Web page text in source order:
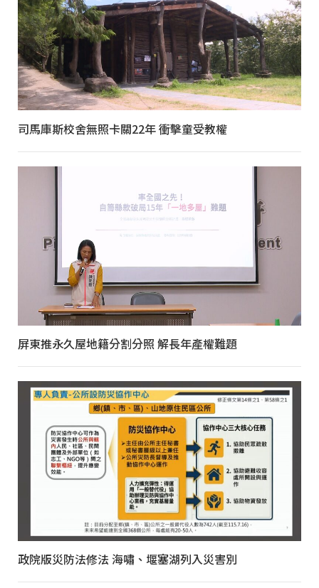
司馬庫斯校舍無照卡關22年 衝擊童受教權
屏東推永久屋地籍分割分照 解長年產權難題
政院版災防法修法 海嘯、堰塞湖列入災害別